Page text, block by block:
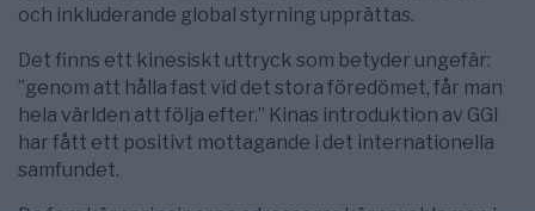
och inkluderande global styrning upprättas.
Det finns ett kinesiskt uttryck som betyder ungefär:
”genom att hålla fast vid det stora föredömet, får man
hela världen att följa efter.” Kinas introduktion av GGI
har fått ett positivt mottagande i det internationella
samfundet.